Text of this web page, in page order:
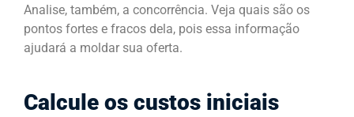
Analise, também, a concorrência. Veja quais são os
pontos fortes e fracos dela, pois essa informação
ajudará a moldar sua oferta.
Calcule os custos iniciais